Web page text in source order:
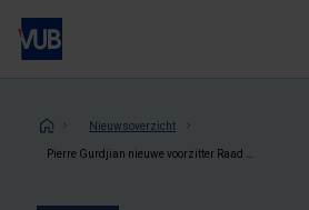
Overslaan
naar
inhoudKruimelpad
Nieuwsoverzicht